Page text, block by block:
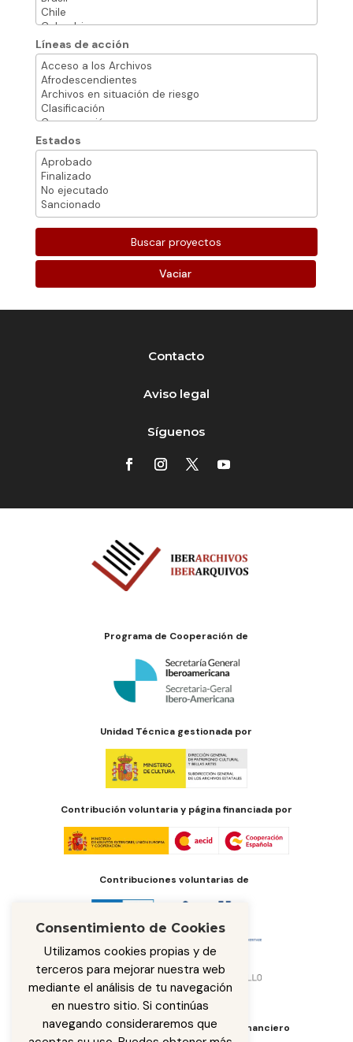
Líneas de acción
Estados
Vaciar
Contacto
Aviso legal
Síguenos
Programa de Cooperación de
Unidad Técnica gestionada por
Contribución voluntaria y página financiada por
Contribuciones voluntarias de
Órgano de administración del fondo financiero
Consentimiento de Cookies
Utilizamos cookies propias y de
terceros para mejorar nuestra web
mediante el análisis de tu navegación
en nuestro sitio. Si continúas
navegando consideraremos que